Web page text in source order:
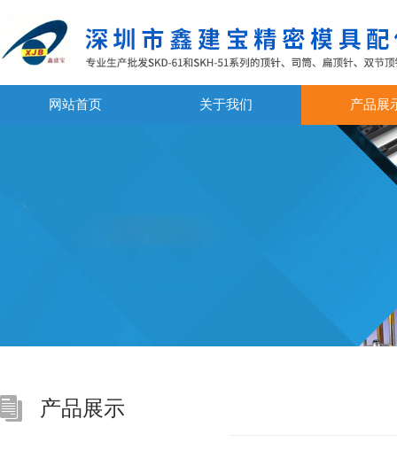
网站首页 关于我们 产品展
产品展示